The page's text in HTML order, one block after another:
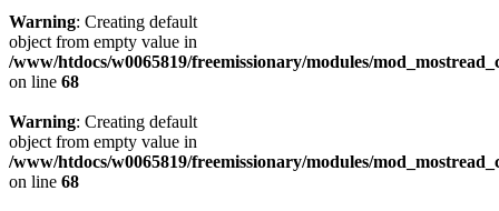
Warning: Creating default
object from empty value in
/www/htdocs/w0065819/freemissionary/modules/
on line 68
Warning: Creating default
object from empty value in
/www/htdocs/w0065819/freemissionary/modules/
on line 68